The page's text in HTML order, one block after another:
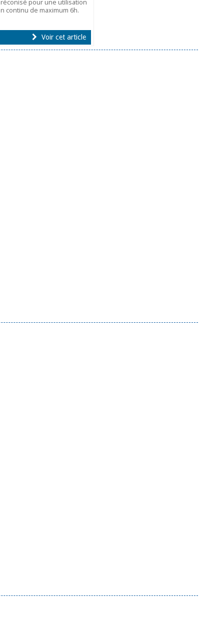
pour une utilisation
continu de maximum 6h.
Voir cet article